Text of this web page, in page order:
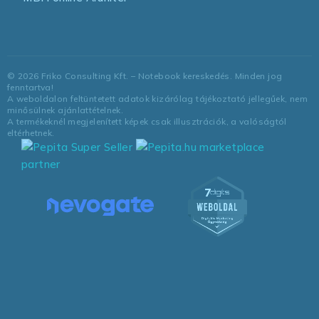
© 2026 Friko Consulting Kft. – Notebook kereskedés. Minden jog
fenntartva!
A weboldalon feltüntetett adatok kizárólag tájékoztató jellegűek, nem
minősülnek ajánlattételnek.
A termékeknél megjelenített képek csak illusztrációk, a valóságtól
eltérhetnek.
marketplace
partner